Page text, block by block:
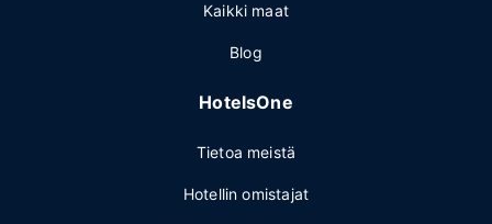
Kaikki maat
Blog
HotelsOne
Tietoa meistä
Hotellin omistajat